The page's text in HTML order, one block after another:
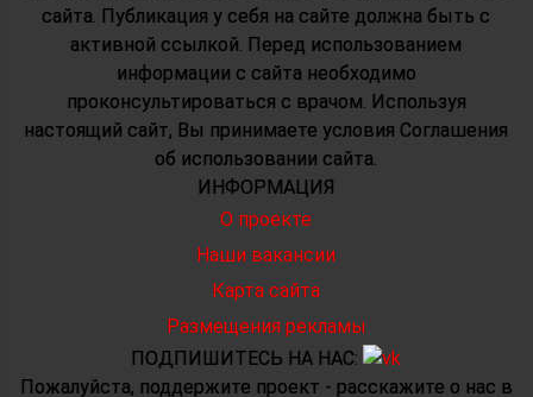
сайта. Публикация у себя на сайте должна быть с
активной ссылкой. Перед использованием
информации с сайта необходимо
проконсультироваться с врачом. Используя
настоящий сайт, Вы принимаете условия Соглашения
об использовании сайта.
ИНФОРМАЦИЯ
О проекте
Наши вакансии
Карта сайта
Размещения рекламы
ПОДПИШИТЕСЬ НА НАС:
Пожалуйста, поддержите проект - расскажите о нас в